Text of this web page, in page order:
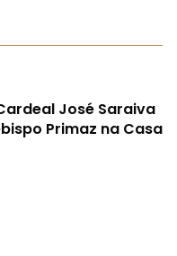
José Saraiva
Primaz na Casa